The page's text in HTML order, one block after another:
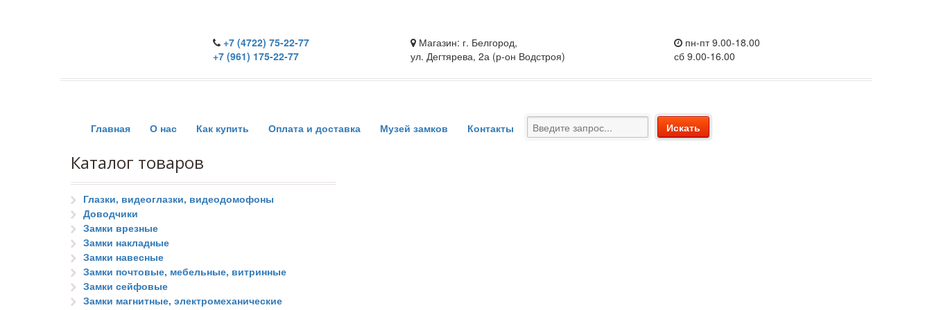
+7 (4722) 75-22-77
+7 (961) 175-22-77
Магазин: г. Белгород,
ул. Дегтярева, 2а (р-он Водстроя)
пн-пт 9.00-18.00
сб 9.00-16.00
Главная О нас Как купить Оплата и доставка Музей замков Контакты
Каталог товаров
Глазки, видеоглазки, видеодомофоны
Доводчики
Замки врезные
Замки накладные
Замки навесные
Замки почтовые, мебельные, витринные
Замки сейфовые
Замки магнитные, электромеханические